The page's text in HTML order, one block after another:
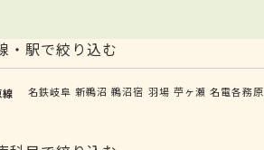
・駅で絞り込む
名鉄岐阜 新鵜沼 鵜沼宿 羽場 苧ヶ瀬 名電各務原